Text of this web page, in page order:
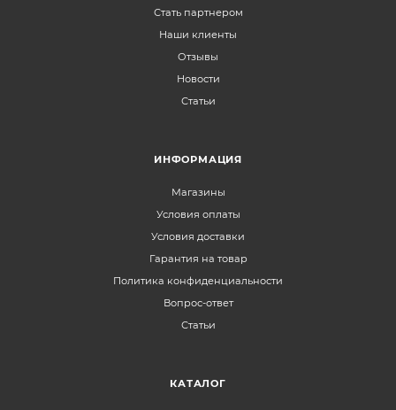
Стать партнером
Наши клиенты
Отзывы
Новости
Статьи
ИНФОРМАЦИЯ
Магазины
Условия оплаты
Условия доставки
Гарантия на товар
Политика конфиденциальности
Вопрос-ответ
Статьи
КАТАЛОГ